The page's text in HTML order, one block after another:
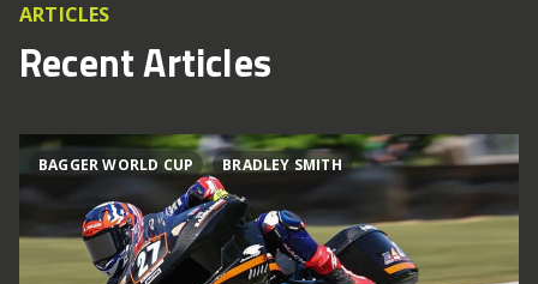
ARTICLES
Recent Articles
BAGGER WORLD CUP BRADLEY SMITH